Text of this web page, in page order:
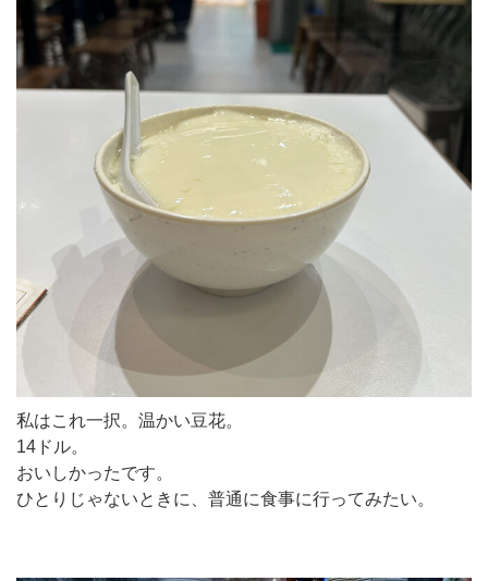
私はこれ一択。温かい豆花。
14ドル。
おいしかったです。
ひとりじゃないときに、普通に食事に行ってみたい。